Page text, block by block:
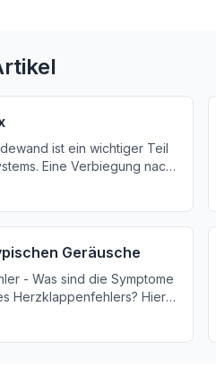
ist ein wichtiger Teil
Eine Verbiegung nach
wie Nasen-
Geräusche
- Was sind die Symptome
Herzklappenfehlers? Hier
über die wichtige Rolle der